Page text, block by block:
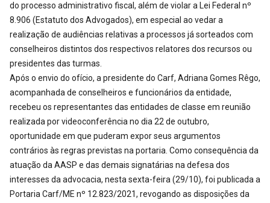
do processo administrativo fiscal, além de violar a Lei Federal nº
8.906 (Estatuto dos Advogados), em especial ao vedar a
realização de audiências relativas a processos já sorteados com
conselheiros distintos dos respectivos relatores dos recursos ou
presidentes das turmas.
Após o envio do ofício, a presidente do Carf, Adriana Gomes Rêgo,
acompanhada de conselheiros e funcionários da entidade,
recebeu os representantes das entidades de classe em reunião
realizada por videoconferência no dia 22 de outubro,
oportunidade em que puderam expor seus argumentos
contrários às regras previstas na portaria. Como consequência da
atuação da AASP e das demais signatárias na defesa dos
interesses da advocacia, nesta sexta-feira (29/10), foi publicada a
Portaria Carf/ME nº 12.823/2021, revogando as disposições da